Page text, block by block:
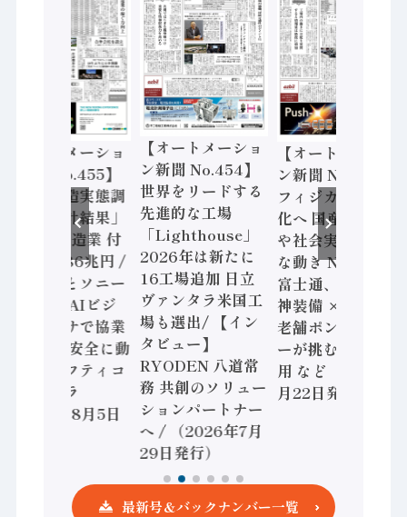
【オートメーショ
ン新聞 No.455】
「経済構造実態調
査二次集計結果」
2024年製造業 付
加価値額86兆円 /
三菱電機とソニー
セミコン AIビジ
ョンセンサで協業
/ IDEC、安全に動
かすセーフティコ
ントローラ
（2026年8月5日
【オートメーショ
ン新聞 No.454】
世界をリードする
先進的な工場
「Lighthouse」
2026年は新たに
16工場追加 日立
ヴァンタラ米国工
場も選出/ 【イン
タビュー】
RYODEN 八道常
務 共創のソリュー
ションパートナー
へ / （2026年7月
29日発行）
【オートメーショ
ン新聞 No.453】
フィジカルAI本格
化へ 国産AI開発
や社会実装に活発
な動き Noetra、
富士通、日立 / 兵
神装備 × HMS、
老舗ポンプメーカ
ーが挑むデータ活
用 など（2026年7
月22日発行）
最新号＆バックナンバー一覧